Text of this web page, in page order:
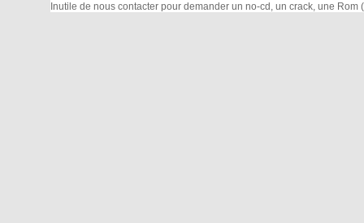
Inutile de nous contacter pour demander un no-cd, un crack, une